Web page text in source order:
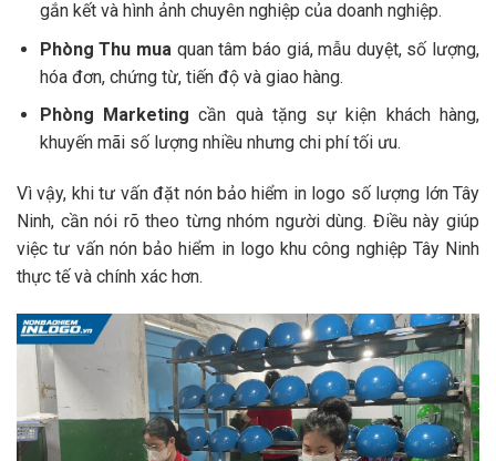
gắn kết và hình ảnh chuyên nghiệp của doanh nghiệp.
Phòng Thu mua quan tâm báo giá, mẫu duyệt, số lượng,
hóa đơn, chứng từ, tiến độ và giao hàng.
Phòng Marketing cần quà tặng sự kiện khách hàng,
khuyến mãi số lượng nhiều nhưng chi phí tối ưu.
Vì vậy, khi tư vấn đặt nón bảo hiểm in logo số lượng lớn Tây
Ninh, cần nói rõ theo từng nhóm người dùng. Điều này giúp
việc tư vấn nón bảo hiểm in logo khu công nghiệp Tây Ninh
thực tế và chính xác hơn.